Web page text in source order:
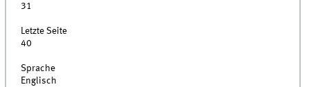
31
Letzte Seite
40
Sprache
Englisch